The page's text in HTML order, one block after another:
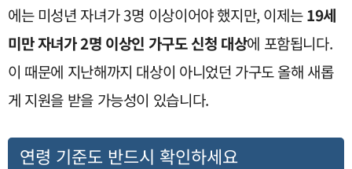
에는 미성년 자녀가 3명 이상이어야 했지만, 이제는19세
미만 자녀가 2명 이상인 가구도 신청 대상에 포함됩니다.
이 때문에 지난해까지 대상이 아니었던 가구도 올해 새롭
게 지원을 받을 가능성이 있습니다.
연령 기준도 반드시 확인하세요